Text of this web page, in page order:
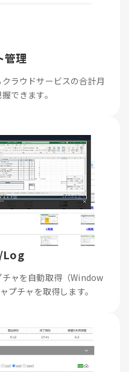
理
ラウドサービスの合計月
できます。
ャを自動取得（Window
プチャを取得します。